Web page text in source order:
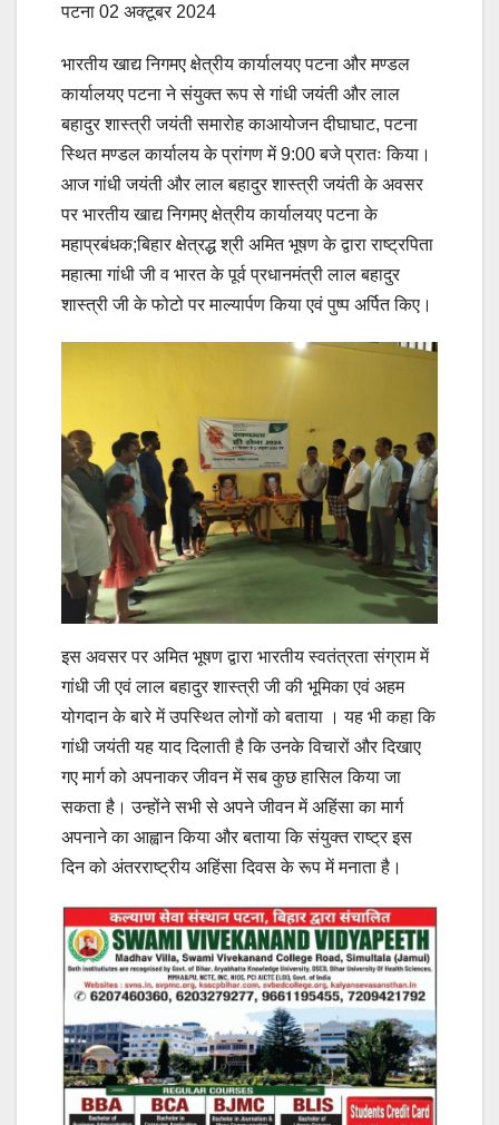
पटना 02 अक्टूबर 2024
भारतीय खाद्य निगमए क्षेत्रीय कार्यालयए पटना और मण्डल
कार्यालयए पटना ने संयुक्त रूप से गांधी जयंती और लाल
बहादुर शास्त्री जयंती समारोह काआयोजन दीघाघाट, पटना
स्थित मण्डल कार्यालय के प्रांगण में 9:00 बजे प्रातः किया।
आज गांधी जयंती और लाल बहादुर शास्त्री जयंती के अवसर
पर भारतीय खाद्य निगमए क्षेत्रीय कार्यालयए पटना के
महाप्रबंधक;बिहार क्षेत्रद्ध श्री अमित भूषण के द्वारा राष्ट्रपिता
महात्मा गांधी जी व भारत के पूर्व प्रधानमंत्री लाल बहादुर
शास्त्री जी के फोटो पर माल्यार्पण किया एवं पुष्प अर्पित किए।
इस अवसर पर अमित भूषण द्वारा भारतीय स्वतंत्रता संग्राम में
गांधी जी एवं लाल बहादुर शास्त्री जी की भूमिका एवं अहम
योगदान के बारे में उपस्थित लोगों को बताया । यह भी कहा कि
गांधी जयंती यह याद दिलाती है कि उनके विचारों और दिखाए
गए मार्ग को अपनाकर जीवन में सब कुछ हासिल किया जा
सकता है। उन्होंने सभी से अपने जीवन में अहिंसा का मार्ग
अपनाने का आह्वान किया और बताया कि संयुक्त राष्ट्र इस
दिन को अंतरराष्ट्रीय अहिंसा दिवस के रूप में मनाता है।